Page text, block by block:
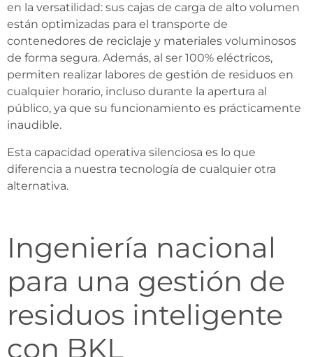
en la versatilidad: sus cajas de carga de alto volumen
están optimizadas para el transporte de
contenedores de reciclaje y materiales voluminosos
de forma segura. Además, al ser 100% eléctricos,
permiten realizar labores de gestión de residuos en
cualquier horario, incluso durante la apertura al
público, ya que su funcionamiento es prácticamente
inaudible.
Esta capacidad operativa silenciosa es lo que
diferencia a nuestra tecnología de cualquier otra
alternativa.
Ingeniería nacional
para una gestión de
residuos inteligente
con BKL